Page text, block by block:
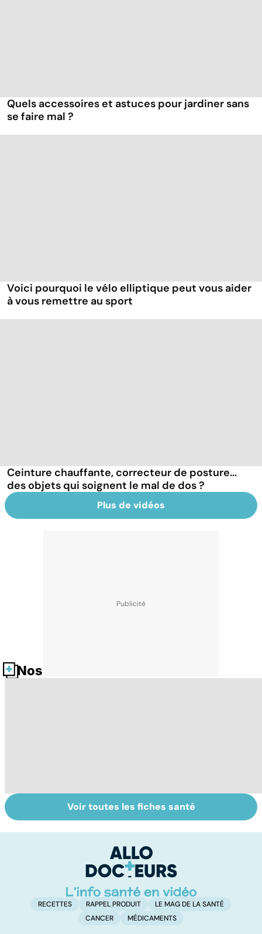
Quels accessoires et astuces pour jardiner sans
se faire mal ?
Voici pourquoi le vélo elliptique peut vous aider
à vous remettre au sport
Ceinture chauffante, correcteur de posture...
des objets qui soignent le mal de dos ?
Plus de vidéos
Nos fiches santé
polyarthrite... :
Sport : attention
aux articulations
Voir toutes les fiches santé
RECETTES RAPPEL PRODUIT
LE MAG DE LA SANTÉ
CANCER
MÉDICAMENTS